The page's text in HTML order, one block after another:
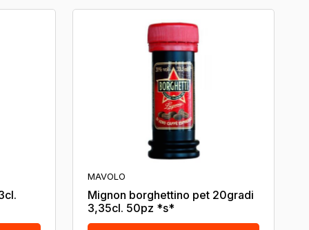
MAVOLO
Mignon borghettino pet 20gradi
3,35cl. 50pz *s*